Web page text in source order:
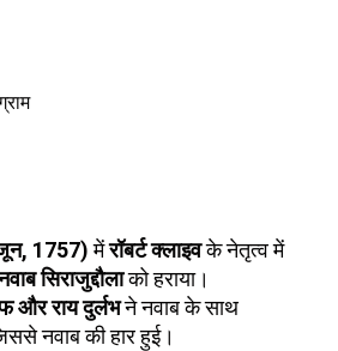
जून, 1757)मेंरॉबर्ट क्लाइवके नेतृत्व में
सिराजुद्दौलाको हराया।
और राय दुर्लभने नवाब के साथ
नवाब की हार हुई।